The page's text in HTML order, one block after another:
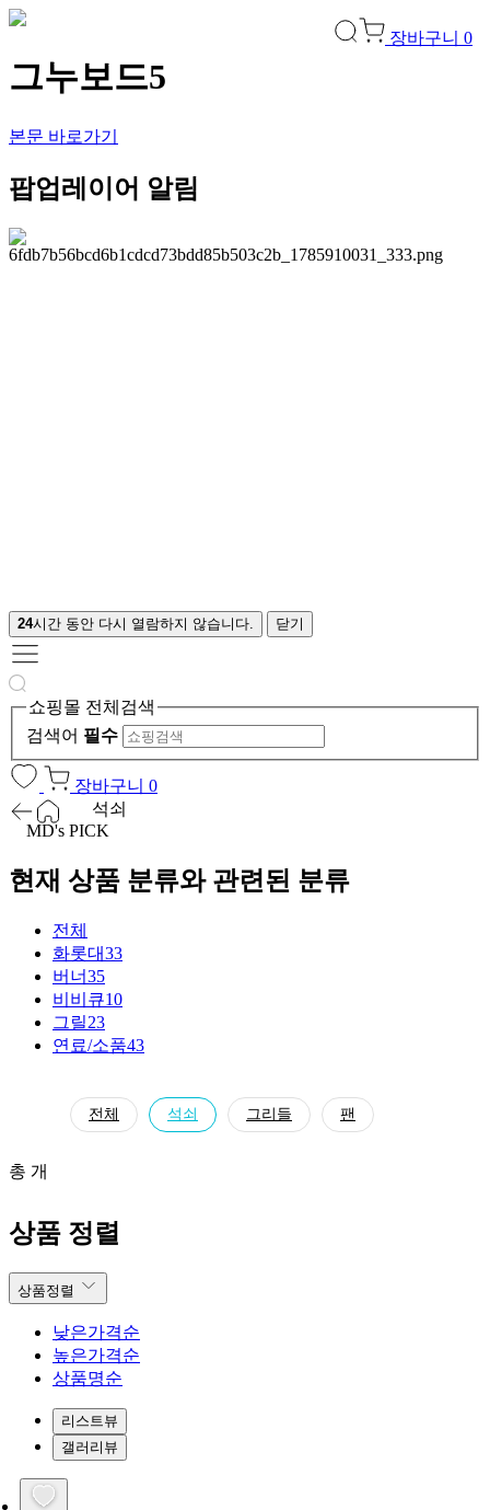
그누보드5
본문 바로가기
팝업레이어 알림
24시간 동안 다시 열람하지 않습니다. 닫기
쇼핑몰 전체검색
검색어 필수
장바구니 0
석쇠
장바구니 0
MD's PICK
현재 상품 분류와 관련된 분류
전체
화롯대33
버너35
비비큐10
그릴23
연료/소품43
전체 석쇠 그리들 팬
총 개
상품 정렬
상품정렬
낮은가격순
높은가격순
상품명순
리스트뷰
갤러리뷰